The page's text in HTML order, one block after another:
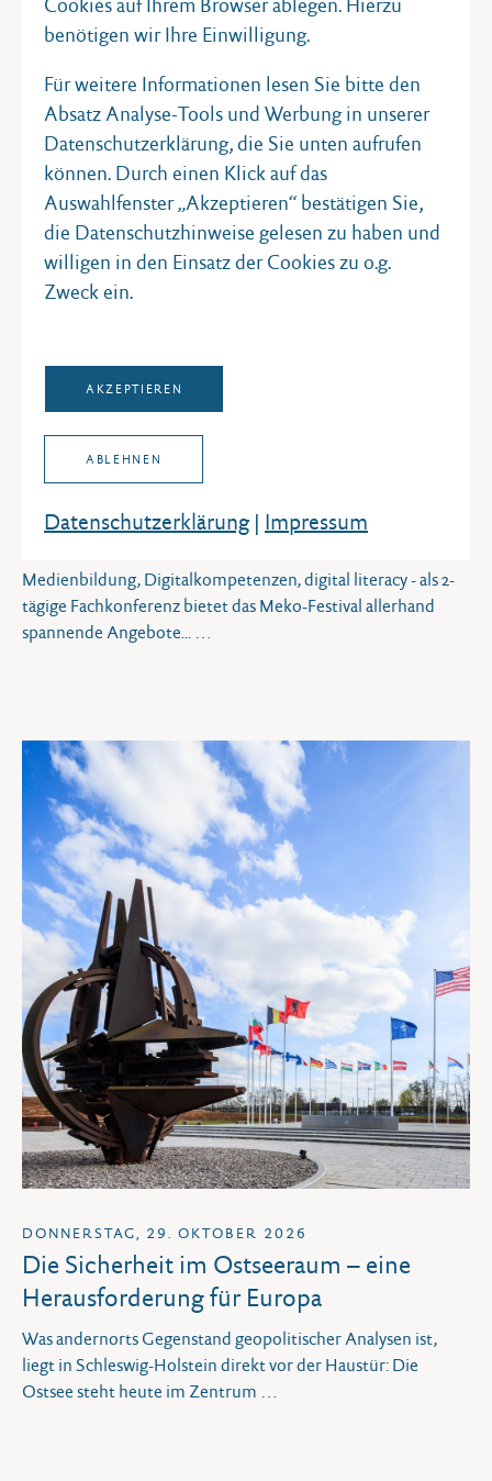
Meko-Festival 2026
Medienbildung, Digitalkompetenzen, digital literacy - als 2-
tägige Fachkonferenz bietet das Meko-Festival allerhand
spannende Angebote...
DONNERSTAG, 29. OKTOBER 2026
Die Sicherheit im Ostseeraum – eine
Herausforderung für Europa
Was andernorts Gegenstand geopolitischer Analysen ist,
liegt in Schleswig-Holstein direkt vor der Haustür: Die
Ostsee steht heute im Zentrum
benötigen wir Ihre Einwilligung.
Für weitere Informationen lesen Sie bitte den
Absatz Analyse-Tools und Werbung in unserer
Datenschutzerklärung, die Sie unten aufrufen
können. Durch einen Klick auf das
Auswahlfenster „Akzeptieren“ bestätigen Sie,
die Datenschutzhinweise gelesen zu haben und
willigen in den Einsatz der Cookies zu o.g.
Zweck ein.
AKZEPTIEREN
ABLEHNEN
Datenschutz­erklärung| Impressum